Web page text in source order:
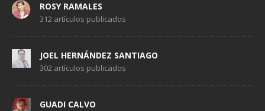
ROSY RAMALES
312 artículos publicados
JOEL HERNÁNDEZ SANTIAGO
302 artículos publicados
GUADI CALVO